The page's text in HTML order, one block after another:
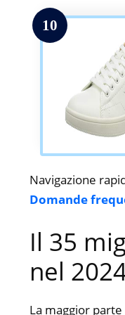
10
Navigazione
Domande
Il 35
nel
La maggior